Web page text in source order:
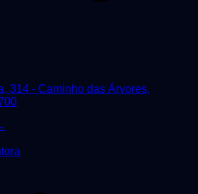
314 - Caminho das Árvores,